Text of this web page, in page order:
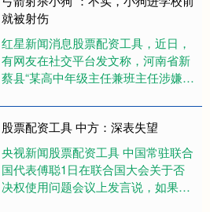
就被射伤
红星新闻消息股票配资工具，近日，
有网友在社交平台发文称，河南省新
蔡县“某高中年级主任兼班主任涉嫌虐
截图 \n 10月2....
股票配资工具 中方：深表失望
央视新闻股票配资工具 中国常驻联合
国代表傅聪1日在联合国大会关于否
决权使用问题会议上发言说，如果不